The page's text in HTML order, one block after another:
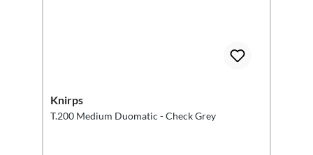
Knirps
T.200 Medium Duomatic - Check Grey